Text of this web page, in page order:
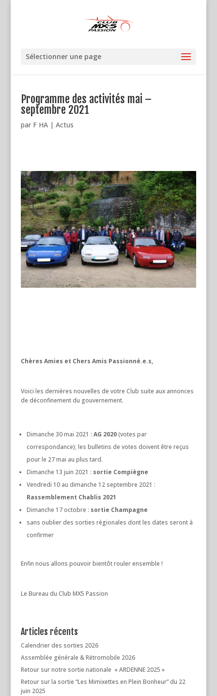
Sélectionner une page
Programme des activités mai –
septembre 2021
par F HA| Actus
Chères Amies et Chers Amis Passionné.e.s,
Voici les dernières nouvelles de votre Club suite aux annonces
de déconfinement du gouvernement.
Dimanche 30 mai 2021 : AG 2020(votes par
correspondance); les bulletins de votes doivent être reçus
pour le 27 mai au plus tard.
Dimanche 13 juin 2021 : sortie Compiègne
Vendredi 10 au dimanche 12 septembre 2021 :
Rassemblement Chablis 2021
Dimanche 17 octobre : sortie Champagne
sans oublier des sorties régionales dont les dates seront à
confirmer
Enfin nous allons pouvoir bientôt rouler ensemble !
Le Bureau du Club MX5 Passion
Articles récents
Calendrier des sorties 2026
Assemblée générale & Rétromobile 2026
Retour sur notre sortie nationale « ARDENNE 2025 »
Retour sur la sortie “Les Mimixettes en Plein Bonheur” du 22
juin 2025